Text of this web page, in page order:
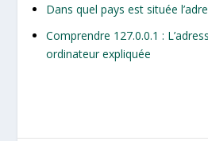
Dans quel pays est située
Comprendre 127.0.0.1 :
ordinateur expliquée